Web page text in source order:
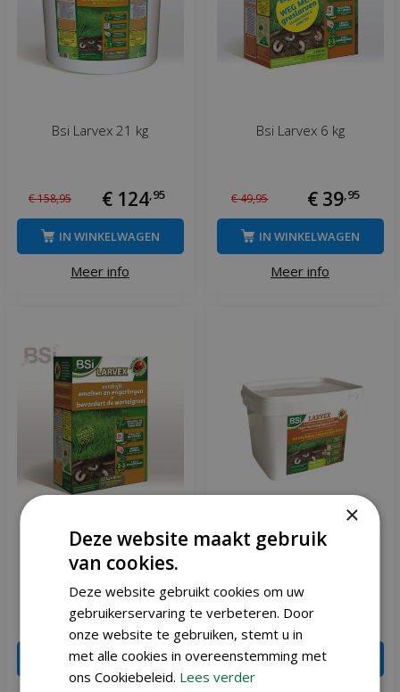
Bsi Larvex 21 kg
€158,95 € 124 95
Meer info
IN WINKELWAGEN
Bsi Larvex 6 kg
€49,95 € 39, 95
Meer info
IN WINKELWAGEN
Bsi Larvex 2,5 kg
€19,95
IN WINKELWAGEN
BSI larvex 12 kg
€94,95 €
IN WINKELWAGEN
×
Deze website maakt gebruik
van cookies.
Deze website gebruikt cookies om uw
gebruikerservaring te verbeteren. Door
onze website te gebruiken, stemt u in
met alle cookies in overeenstemming met
ons Cookiebeleid. Lees verder